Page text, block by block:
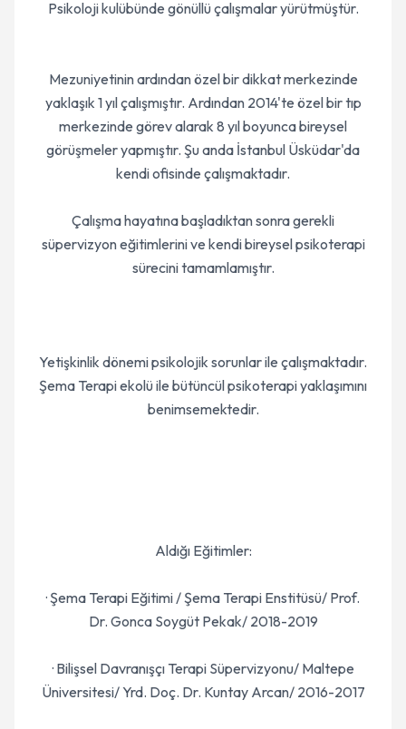
Psikoloji kulübünde gönüllü çalışmalar yürütmüştür.
Mezuniyetinin ardından özel bir dikkat merkezinde
yaklaşık 1 yıl çalışmıştır. Ardından 2014'te özel bir tıp
merkezinde görev alarak 8 yıl boyunca bireysel
görüşmeler yapmıştır. Şu anda İstanbul Üsküdar'da
kendi ofisinde çalışmaktadır.
Çalışma hayatına başladıktan sonra gerekli
süpervizyon eğitimlerini ve kendi bireysel psikoterapi
sürecini tamamlamıştır.
Yetişkinlik dönemi psikolojik sorunlar ile çalışmaktadır.
Şema Terapi ekolü ile bütüncül psikoterapi yaklaşımını
benimsemektedir.
Aldığı Eğitimler:
· Şema Terapi Eğitimi / Şema Terapi Enstitüsü/ Prof.
Dr. Gonca Soygüt Pekak/ 2018-2019
· Bilişsel Davranışçı Terapi Süpervizyonu/ Maltepe
Üniversitesi/ Yrd. Doç. Dr. Kuntay Arcan/ 2016-2017